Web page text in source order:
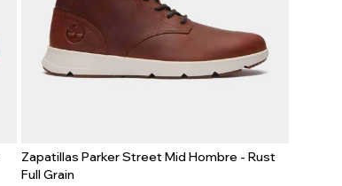
Zapatillas Parker Street Mid Hombre - Rust
Full Grain